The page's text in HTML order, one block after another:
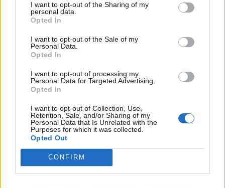
I want to opt-out of the Sharing of my
personal data.
Opted In
I want to opt-out of the Sale of my
Personal Data.
Opted In
I want to opt-out of processing my
Personal Data for Targeted Advertising.
Opted In
I want to opt-out of Collection, Use,
Retention, Sale, and/or Sharing of my
Personal Data that Is Unrelated with the
Purposes for which it was collected.
Opted Out
CONFIRM
5 hozzászólás